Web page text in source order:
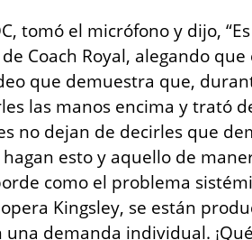
tomó el micrófono y dijo,
Coach Royal, alegando
que demuestra que,
las manos encima y trató
no dejan de decirles que
esto y aquello de
como el problema
Kingsley, se están
demanda individual.